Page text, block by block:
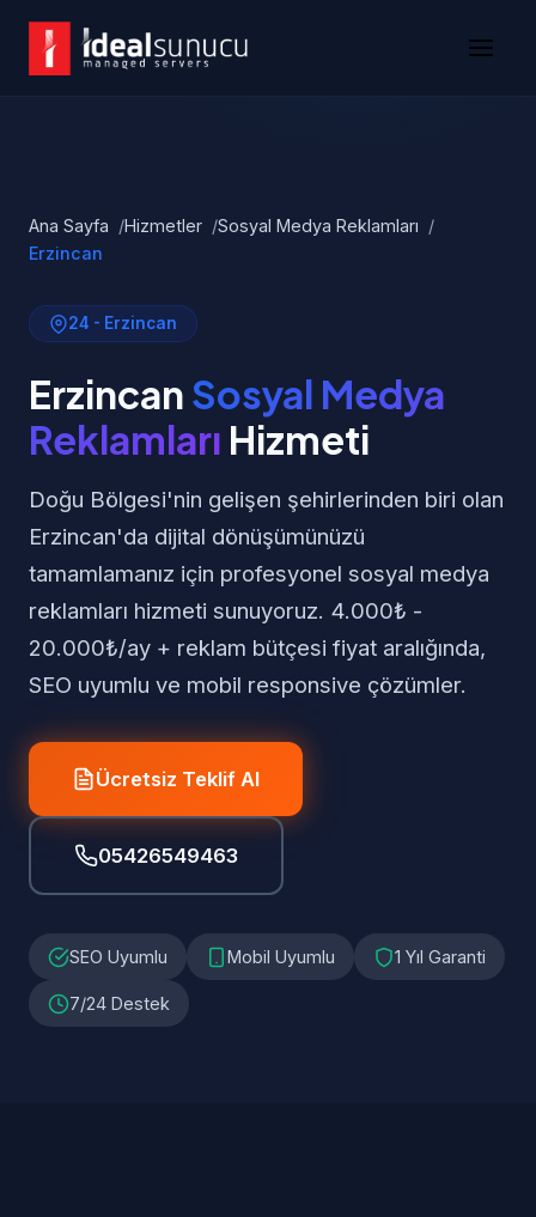
Ana Sayfa Hizmetler
Sosyal Medya Reklamları
Erzincan
24 - Erzincan
Erzincan Sosyal Medya
Reklamları Hizmeti
Doğu Bölgesi'nin gelişen şehirlerinden biri olan
Erzincan'da dijital dönüşümünüzü
tamamlamanız için profesyonel sosyal medya
reklamları hizmeti sunuyoruz. 4.000₺ -
20.000₺/ay + reklam bütçesi fiyat aralığında,
SEO uyumlu ve mobil responsive çözümler.
Ücretsiz Teklif Al
05426549463
SEO Uyumlu Mobil Uyumlu 1 Yıl Garanti
7/24 Destek